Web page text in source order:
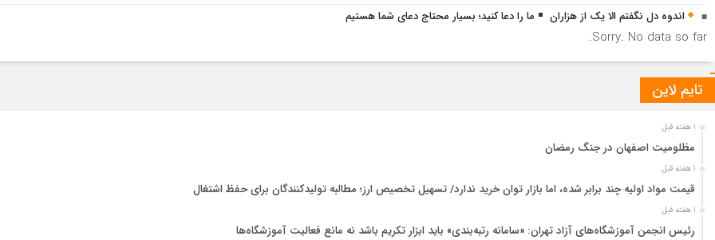
اندوه دل نگفتم الا یک از هزاران
ما را دعا کنید؛ بسیار محتاج دعای شما هستیم
Sorry. No data so far.
تایم لاین
1 هفته قبل
مظلومیت اصفهان در جنگ رمضان
1 هفته قبل
قیمت مواد اولیه چند برابر شده، اما بازار توان خرید ندارد/ تسهیل تخصیص ارز؛ مطالبه تولیدکنندگان برای حفظ اشتغال
1 هفته قبل
رئیس انجمن آموزشگاه‌های آزاد تهران: «سامانه رتبه‌بندی» باید ابزار تکریم باشد نه مانع فعالیت آموزشگاه‌ها